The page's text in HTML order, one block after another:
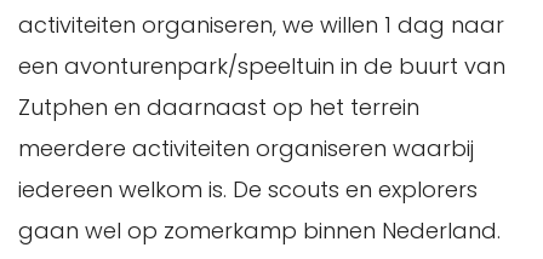
activiteiten organiseren, we willen 1 dag naar
een avonturenpark/speeltuin in de buurt van
Zutphen en daarnaast op het terrein
meerdere activiteiten organiseren waarbij
iedereen welkom is. De scouts en explorers
gaan wel op zomerkamp binnen Nederland.